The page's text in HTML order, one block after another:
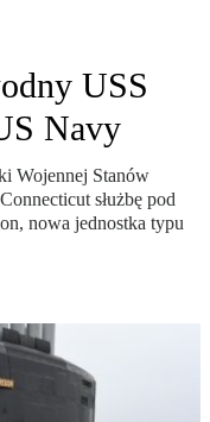
USS
Navy
Wojennej Stanów
służbę pod
nowa jednostka typu